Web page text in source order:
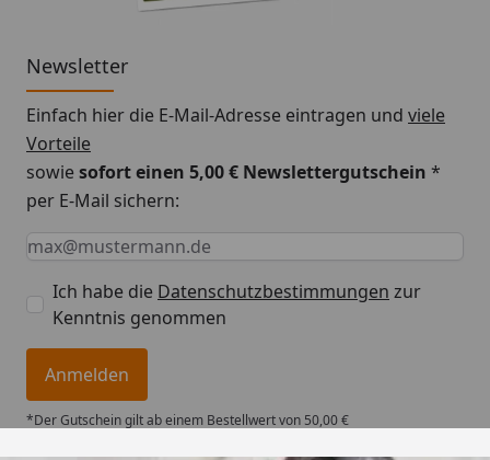
Newsletter
Einfach hier die E-Mail-Adresse eintragen und viele
Vorteile
sowiesofort einen 5,00 € Newslettergutschein *
per E-Mail sichern:
Keine Eingabe erforderlich
Eingabe erforderlich
E-Mail *
Ich habe die Datenschutzbestimmungen zur
Kenntnis genommen
Anmelden
*Der Gutschein gilt ab einem Bestellwert von 50,00 €